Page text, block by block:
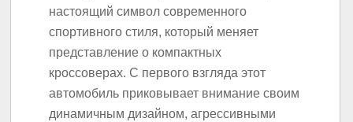
настоящий символ современного
спортивного стиля, который меняет
представление о компактных
кроссоверах. С первого взгляда этот
автомобиль приковывает внимание своим
динамичным дизайном, агрессивными